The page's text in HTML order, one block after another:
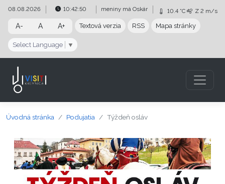
Preskočiť na obsah
Preskočiť na hlavné menu
08.08.2026 10:42:50 meniny máOskár 10.4 °C Z 2 m/s
A- A A+ Textová verzia RSS Mapa stránky
Select Language ▼
Úvodná stránka Podujatia Týždeň osláv